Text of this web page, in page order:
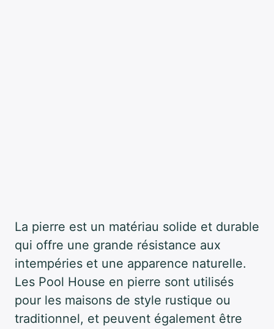
La pierre est un matériau solide et durable
qui offre une grande résistance aux
intempéries et une apparence naturelle.
Les Pool House en pierre sont utilisés
pour les maisons de style rustique ou
traditionnel, et peuvent également être